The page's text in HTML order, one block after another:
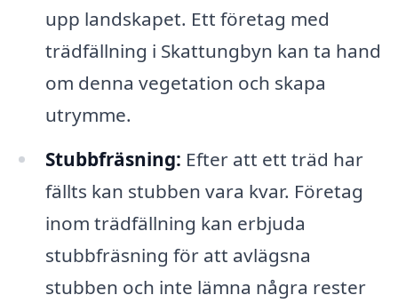
upp landskapet. Ett företag med
trädfällning i Skattungbyn kan ta hand
om denna vegetation och skapa
utrymme.
Stubbfräsning: Efter att ett träd har
fällts kan stubben vara kvar. Företag
inom trädfällning kan erbjuda
stubbfräsning för att avlägsna
stubben och inte lämna några rester